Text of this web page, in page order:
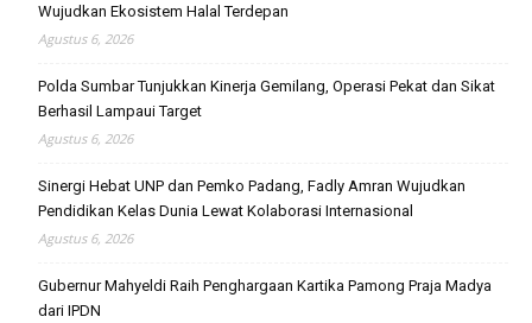
Wujudkan Ekosistem Halal Terdepan
Agustus 6, 2026
Polda Sumbar Tunjukkan Kinerja Gemilang, Operasi Pekat dan Sikat
Berhasil Lampaui Target
Agustus 6, 2026
Sinergi Hebat UNP dan Pemko Padang, Fadly Amran Wujudkan
Pendidikan Kelas Dunia Lewat Kolaborasi Internasional
Agustus 6, 2026
Gubernur Mahyeldi Raih Penghargaan Kartika Pamong Praja Madya
dari IPDN